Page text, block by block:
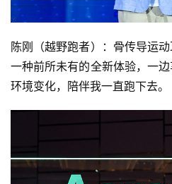
陈刚（越野跑者）：骨传导运
一种前所未有的全新体验，一
环境变化，陪伴我一直跑下去。